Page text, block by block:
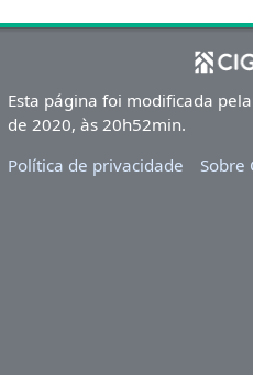
Esta página foi modificada
de 2020, às 20h52min.
Política de privacidade
Sobre